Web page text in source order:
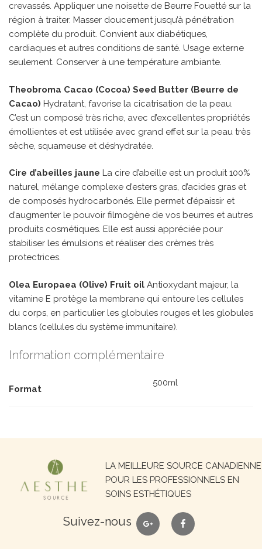
crevassés. Appliquer une noisette de Beurre Fouetté sur la
région à traiter. Masser doucement jusqu’à pénétration
complète du produit. Convient aux diabétiques,
cardiaques et autres conditions de santé. Usage externe
seulement. Conserver à une température ambiante.
Theobroma Cacao (Cocoa) Seed Butter (Beurre de
Cacao) Hydratant, favorise la cicatrisation de la peau.
C’est un composé très riche, avec d’excellentes propriétés
émollientes et est utilisée avec grand effet sur la peau très
sèche, squameuse et déshydratée.
Cire d’abeilles jaune La cire d’abeille est un produit 100%
naturel, mélange complexe d’esters gras, d’acides gras et
de composés hydrocarbonés. Elle permet d’épaissir et
d’augmenter le pouvoir filmogène de vos beurres et autres
produits cosmétiques. Elle est aussi appréciée pour
stabiliser les émulsions et réaliser des crèmes très
protectrices.
Olea Europaea (Olive) Fruit oil Antioxydant majeur, la
vitamine E protège la membrane qui entoure les cellules
du corps, en particulier les globules rouges et les globules
blancs (cellules du système immunitaire).
Information complémentaire
Format
500ml
LA MEILLEURE SOURCE CANADIENNE
POUR LES PROFESSIONNELS EN
SOINS ESTHÉTIQUES
Suivez-nous google facebook
Recherche
pour :